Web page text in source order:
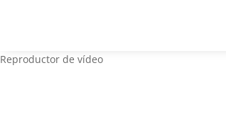
Reproductor de vídeo